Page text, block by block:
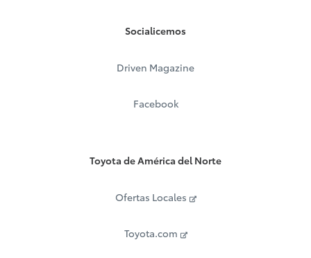
Socialicemos
Driven Magazine
Facebook
Toyota de América del Norte
Ofertas Locales
Toyota.com